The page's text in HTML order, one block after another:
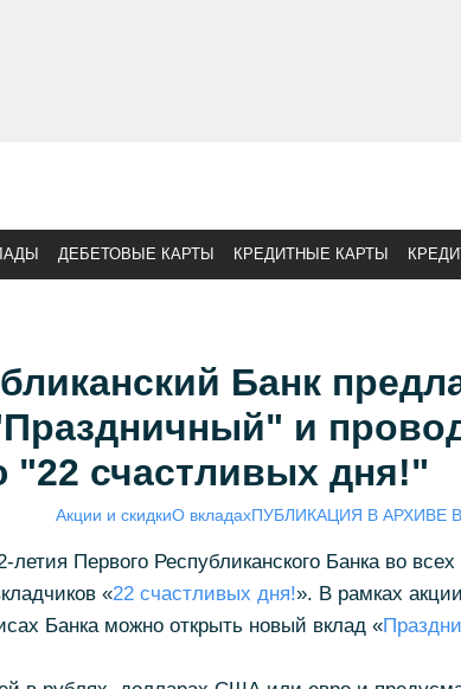
ДЕБЕТОВЫЕ КАРТЫ КРЕДИТНЫЕ КАРТЫ
Банк
и
"22 счастливых дня!"
Акции и скидкиО вкладахПУБЛИКАЦИЯ В АРХИВЕ
Первого Республиканского Банка во всех
«22 счастливых дня!». В рамках
Банка можно открыть новый вклад «